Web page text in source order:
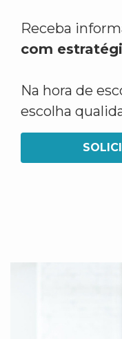
Receba
com
Na hora de
escolha